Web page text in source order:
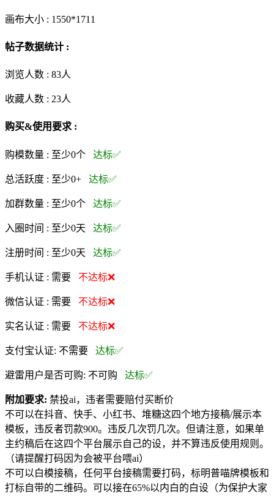
画布大小 : 1550*1711
帖子数据统计 :
浏览人数 : 83人
收藏人数 : 23人
购买&使用要求 :
购模数量 : 至少0个 达标✅
总活跃度 : 至少0+ 达标✅
加群数量 : 至少0个 达标✅
入圈时间 : 至少0天 达标✅
注册时间 : 至少0天 达标✅
手机认证 : 需要 不达标❌
微信认证 : 需要 不达标❌
实名认证 : 需要 不达标❌
支付宝认证: 不需要 达标✅
避雷用户是否可购: 不可购 达标✅
附加要求: 禁投ai，违者需要赔付买断价
不可以在抖音、快手、小红书、堆糖这四个地方接稿/展示本
模板，违反者罚款900。违反几次罚几次。但请注意，如果单
主约稿后在这四个平台展示自己的设，并不算违反使用规则。
（请提醒打码因为会被平台喂ai）
不可以白模接稿，任何平台接稿需要打码，标明普喵牌模板和
打标自带的二维码。可以接在65%以内白的白设（为保护大家